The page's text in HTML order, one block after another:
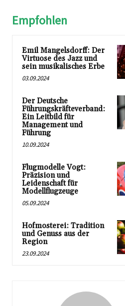
Empfohlen
Emil Mangelsdorff: Der
Virtuose des Jazz und
sein musikalisches Erbe
03.09.2024
Der Deutsche
Führungskräfteverband:
Ein Leitbild für
Management und
Führung
10.09.2024
Flugmodelle Vogt:
Präzision und
Leidenschaft für
Modellflugzeuge
05.09.2024
Hofmosterei: Tradition
und Genuss aus der
Region
23.09.2024